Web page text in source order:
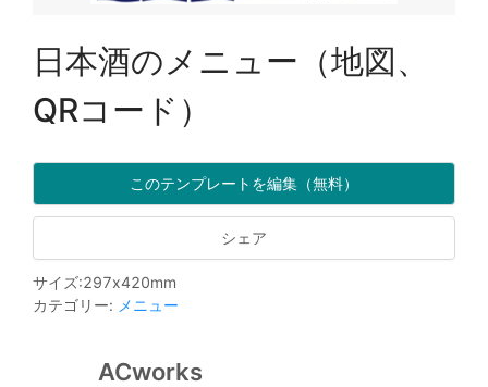
日本酒のメニュー（地図、
QRコード）
このテンプレートを編集（無料）
シェア
サイズ:297x420mm
カテゴリー: メニュー
ACworks